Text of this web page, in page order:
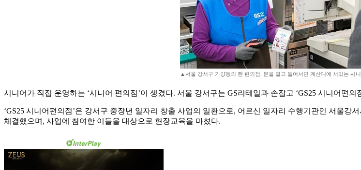
▲서울 강서구 가양동의 한 편의점. 문을 열고 들어서면 계산대에 서있는 시
시니어가 직접 운영하는 ‘시니어 편의점’이 생겼다. 서울 강서구는 GS리테일과 손잡고 ‘GS25 시니어편의
‘GS25 시니어편의점’은 강서구 중장년 일자리 창출 사업의 일환으로, 어르신 일자리 수행기관인 서울
체결했으며, 사업에 참여한 이들을 대상으로 현장교육을 마쳤다.